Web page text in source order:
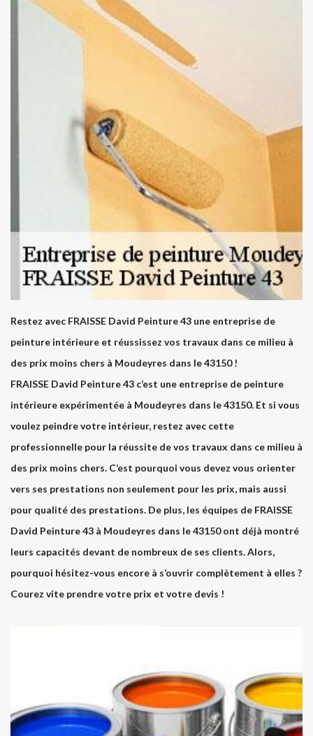
Restez avec FRAISSE David Peinture 43 une entreprise de
peinture intérieure et réussissez vos travaux dans ce milieu à
des prix moins chers à Moudeyres dans le 43150 !
FRAISSE David Peinture 43 c’est une entreprise de peinture
intérieure expérimentée à Moudeyres dans le 43150. Et si vous
voulez peindre votre intérieur, restez avec cette
professionnelle pour la réussite de vos travaux dans ce milieu à
des prix moins chers. C’est pourquoi vous devez vous orienter
vers ses prestations non seulement pour les prix, mais aussi
pour qualité des prestations. De plus, les équipes de FRAISSE
David Peinture 43 à Moudeyres dans le 43150 ont déjà montré
leurs capacités devant de nombreux de ses clients. Alors,
pourquoi hésitez-vous encore à s’ouvrir complètement à elles ?
Courez vite prendre votre prix et votre devis !